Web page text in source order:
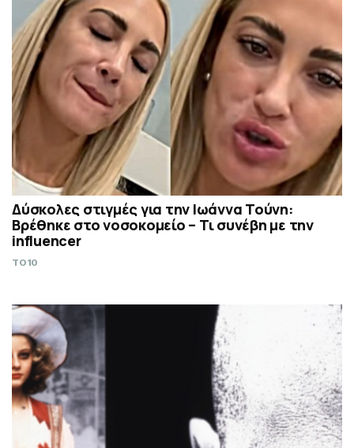
Δύσκολες στιγμές για την Ιωάννα Τούνη:
Βρέθηκε στο νοσοκομείο – Τι συνέβη με την
influencer
TO10